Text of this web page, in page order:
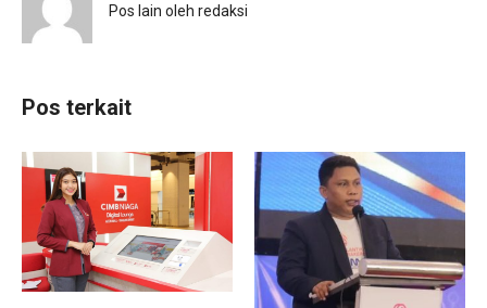
Pos lain oleh redaksi
Pos terkait